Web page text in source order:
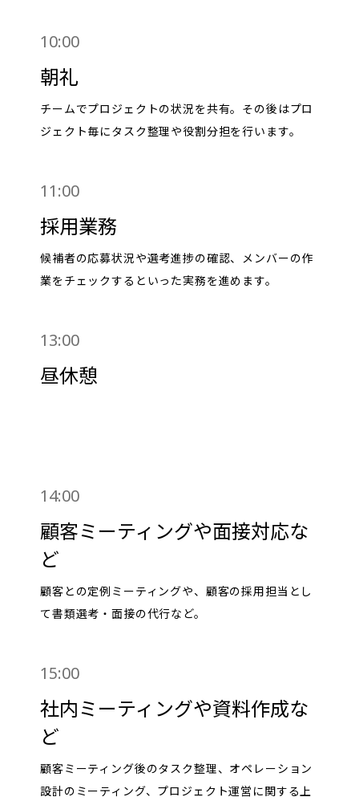
10:00
朝礼
チームでプロジェクトの状況を共有。その後はプロ
ジェクト毎にタスク整理や役割分担を行います。
11:00
採用業務
候補者の応募状況や選考進捗の確認、メンバーの作
業をチェックするといった実務を進めます。
13:00
昼休憩
14:00
顧客ミーティングや面接対応な
ど
顧客との定例ミーティングや、顧客の採用担当とし
て書類選考・面接の代行など。
15:00
社内ミーティングや資料作成な
ど
顧客ミーティング後のタスク整理、オペレーション
設計のミーティング、プロジェクト運営に関する上